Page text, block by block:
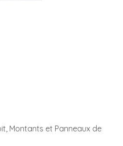
Montants et Panneaux de